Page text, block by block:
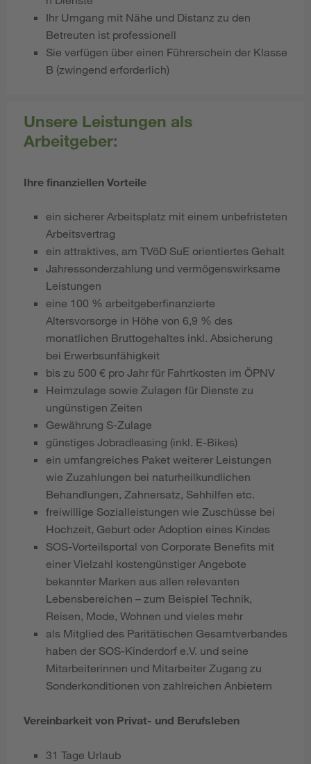
Ihr Umgang mit Nähe und Distanz zu den
Betreuten ist professionell
Sie verfügen über einen Führerschein der Klasse
B (zwingend erforderlich)
Unsere Leistungen als
Arbeitgeber:
Ihre finanziellen Vorteile
ein sicherer Arbeitsplatz mit einem unbefristeten
Arbeitsvertrag
ein attraktives, am TVöD SuE orientiertes Gehalt
Jahressonderzahlung und vermögenswirksame
Leistungen
eine 100 % arbeitgeberfinanzierte
Altersvorsorge in Höhe von 6,9 % des
monatlichen Bruttogehaltes inkl. Absicherung
bei Erwerbsunfähigkeit
bis zu 500 € pro Jahr für Fahrtkosten im ÖPNV
Heimzulage sowie Zulagen für Dienste zu
ungünstigen Zeiten
Gewährung S-Zulage
günstiges Jobradleasing (inkl. E-Bikes)
ein umfangreiches Paket weiterer Leistungen
wie Zuzahlungen bei naturheilkundlichen
Behandlungen, Zahnersatz, Sehhilfen etc.
freiwillige Sozialleistungen wie Zuschüsse bei
Hochzeit, Geburt oder Adoption eines Kindes
SOS-Vorteilsportal von Corporate Benefits mit
einer Vielzahl kostengünstiger Angebote
bekannter Marken aus allen relevanten
Lebensbereichen – zum Beispiel Technik,
Reisen, Mode, Wohnen und vieles mehr
als Mitglied des Paritätischen Gesamtverbandes
haben der SOS-Kinderdorf e.V. und seine
Mitarbeiterinnen und Mitarbeiter Zugang zu
Sonderkonditionen von zahlreichen Anbietern
Vereinbarkeit von Privat- und Berufsleben
31 Tage Urlaub